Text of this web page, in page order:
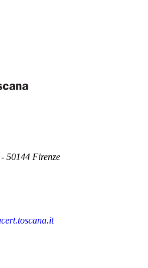
50144 Firenze